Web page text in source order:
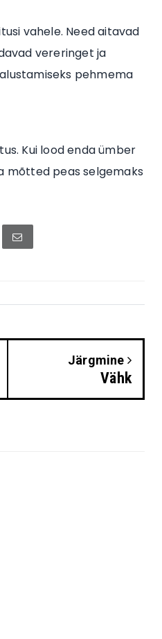
vahele. Need aitavad
vereringet ja
pehmema
Kui lood enda ümber
mõtted peas selgemaks
Järgmine
Vähk